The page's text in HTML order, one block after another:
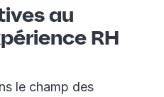
au
RH
le champ des